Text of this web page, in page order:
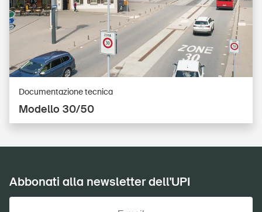
Modello 30/50
Documentazione tecnica
Abbonati alla newsletter dell'UPI